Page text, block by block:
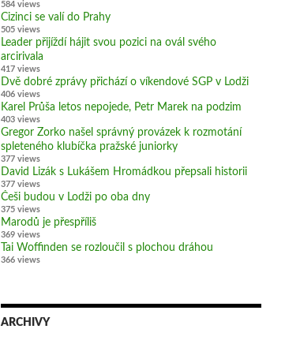
584 views
Cizinci se valí do Prahy
505 views
Leader přijíždí hájit svou pozici na ovál svého
arcirivala
417 views
Dvě dobré zprávy přichází o víkendové SGP v Lodži
406 views
Karel Průša letos nepojede, Petr Marek na podzim
403 views
Gregor Zorko našel správný provázek k rozmotání
spleteného klubíčka pražské juniorky
377 views
David Lizák s Lukášem Hromádkou přepsali historii
377 views
Češi budou v Lodži po oba dny
375 views
Marodů je přespříliš
369 views
Tai Woffinden se rozloučil s plochou dráhou
366 views
ARCHIVY